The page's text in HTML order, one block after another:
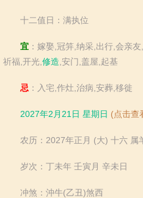
十二值日：满执位
宜 ：嫁娶,冠笄,纳采,出行,会亲
祈福,开光, 修造 ,安门,盖屋,起基
忌 ：入宅,作灶,治病,安葬,移徙
2027年2月21日 星期日 (点击查
农历：2027年正月 (大) 十六 属
岁次：丁未年 壬寅月 辛未日
冲煞：沖牛(乙丑)煞西